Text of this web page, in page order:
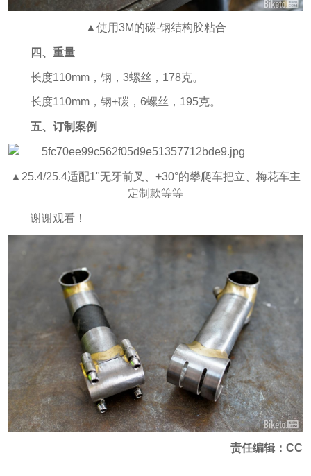
▲使用3M的碳-钢结构胶粘合
四、重量
长度110mm，钢，3螺丝，178克。
长度110mm，钢+碳，6螺丝，195克。
五、订制案例
▲25.4/25.4适配1"无牙前叉、+30°的攀爬车把立、梅花车主
定制款等等
谢谢观看！
责任编辑：CC